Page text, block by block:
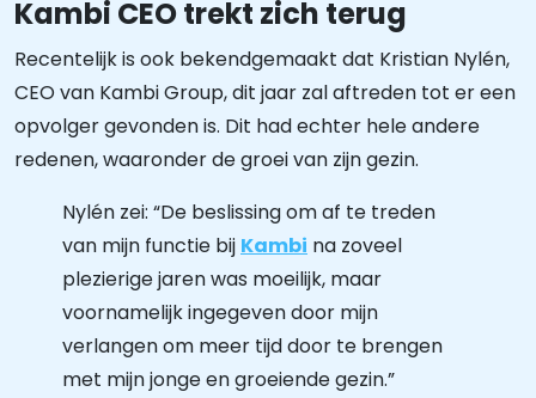
Kambi CEO trekt zich terug
Recentelijk is ook bekendgemaakt dat Kristian Nylén,
CEO van Kambi Group, dit jaar zal aftreden tot er een
opvolger gevonden is. Dit had echter hele andere
redenen, waaronder de groei van zijn gezin.
Nylén zei: “De beslissing om af te treden
van mijn functie bij Kambi na zoveel
plezierige jaren was moeilijk, maar
voornamelijk ingegeven door mijn
verlangen om meer tijd door te brengen
met mijn jonge en groeiende gezin.”